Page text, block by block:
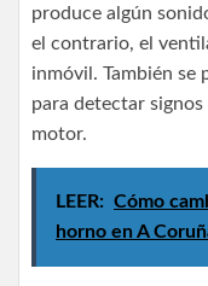
produce algún
el contrario, el
inmóvil. También se
para detectar signos
motor.
LEER: Cómo
horno en A